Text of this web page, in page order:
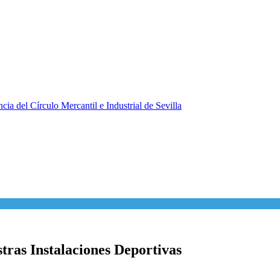
del Círculo Mercantil e Industrial de Sevilla
Instalaciones Deportivas